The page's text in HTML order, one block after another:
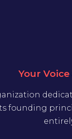
Your
founding